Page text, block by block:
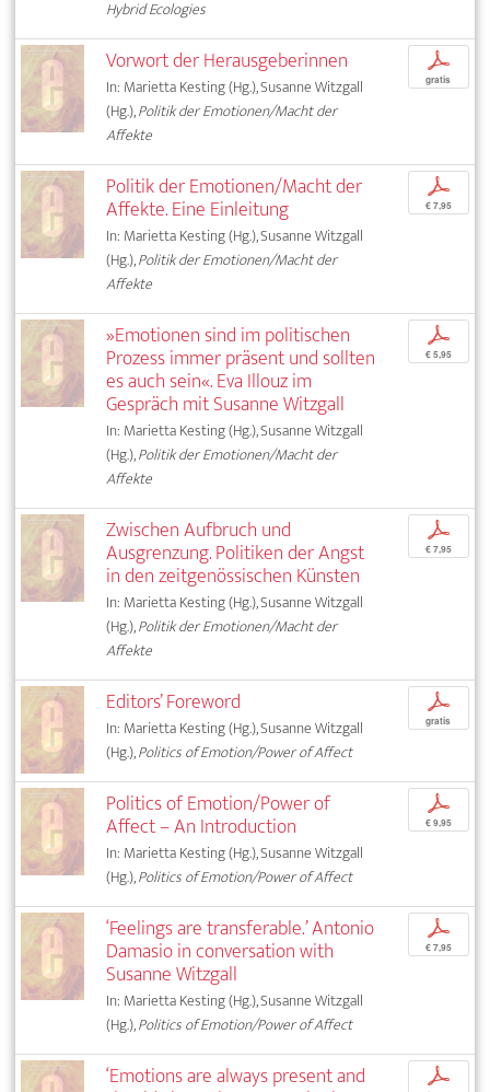
Hybrid Ecologies
Vorwort der Herausgeberinnen
In: Marietta Kesting (Hg.), Susanne Witzgall
(Hg.),Politik der Emotionen/Macht der
Affekte
p
gratis
Politik der Emotionen/Macht der
Affekte. Eine Einleitung
In: Marietta Kesting (Hg.), Susanne Witzgall
(Hg.),Politik der Emotionen/Macht der
Affekte
p
€ 7,95
»Emotionen sind im politischen
Prozess immer präsent und sollten
es auch sein«. Eva Illouz im
Gespräch mit Susanne Witzgall
In: Marietta Kesting (Hg.), Susanne Witzgall
(Hg.),Politik der Emotionen/Macht der
Affekte
p
€ 5,95
Zwischen Aufbruch und
Ausgrenzung. Politiken der Angst
in den zeitgenössischen Künsten
In: Marietta Kesting (Hg.), Susanne Witzgall
(Hg.),Politik der Emotionen/Macht der
Affekte
p
€ 7,95
Editors’ Foreword
In: Marietta Kesting (Hg.), Susanne Witzgall
(Hg.),Politics of Emotion/Power of Affect
p
gratis
Politics of Emotion/Power of
Affect – An Introduction
In: Marietta Kesting (Hg.), Susanne Witzgall
(Hg.),Politics of Emotion/Power of Affect
p
€ 9,95
‘Feelings are transferable.’ Antonio
Damasio in conversation with
Susanne Witzgall
In: Marietta Kesting (Hg.), Susanne Witzgall
(Hg.),Politics of Emotion/Power of Affect
p
€ 7,95
‘Emotions are always present and p